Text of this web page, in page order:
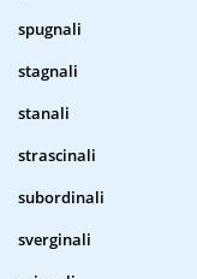
spugnali
stagnali
stanali
strascinali
subordinali
sverginali